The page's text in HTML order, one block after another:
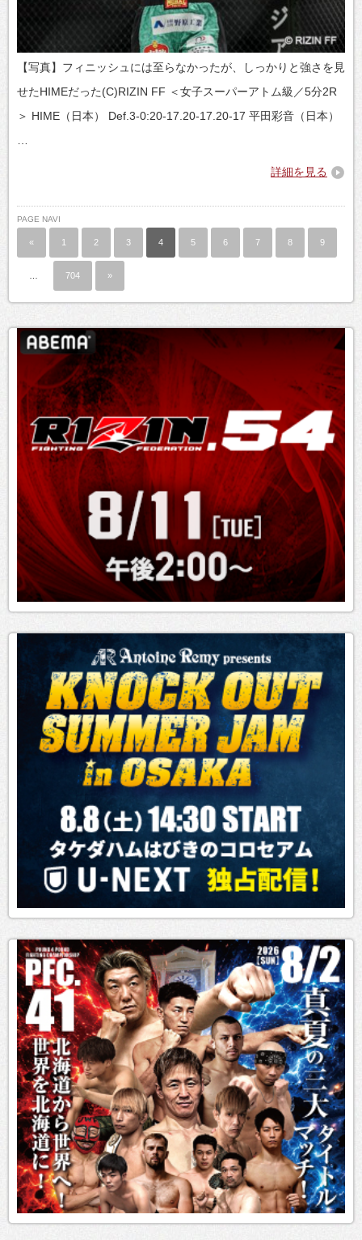
【写真】フィニッシュには至らなかったが、しっかりと強さを見
せたHIMEだった(C)RIZIN FF ＜女子スーパーアトム級／5分2R
＞ HIME（日本） Def.3-0:20-17.20-17.20-17 平田彩音（日本）
詳細を見る
PAGE NAVI
« 1 2 3 4 5 6 7 8 9
704 »